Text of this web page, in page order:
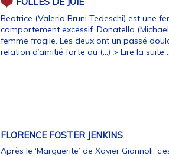
Beatrice (Valeria Bruni Tedeschi) est une
comportement excessif. Donatella
femme fragile. Les deux ont un passé
relation d’amitié forte au (…) > Lire la suite
FLORENCE FOSTER JENKINS
Après le ‘Marguerite’ de Xavier Giannoli,